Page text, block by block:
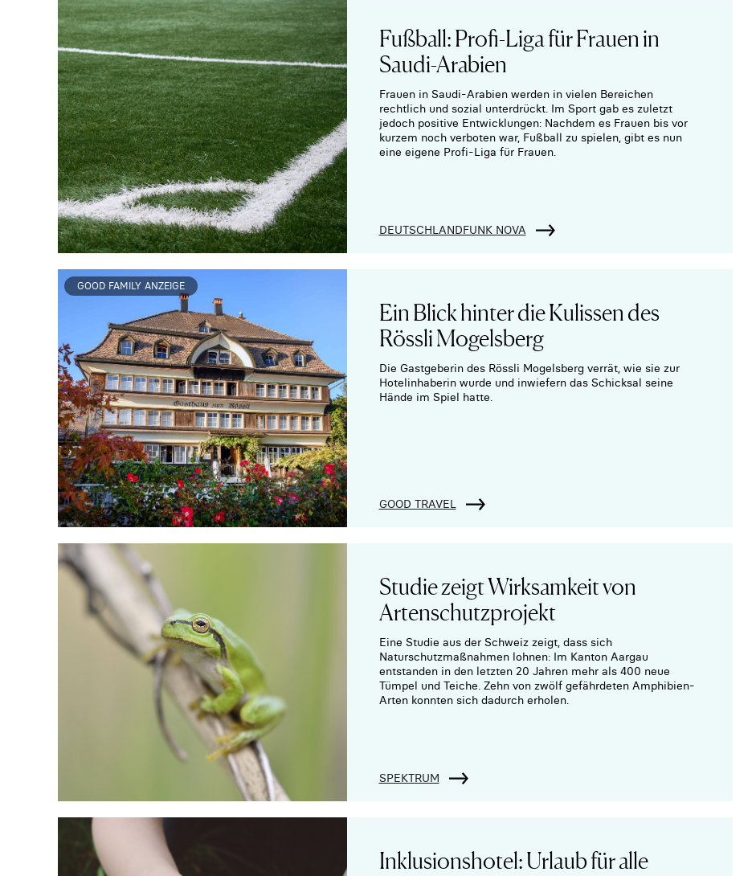
Fußball: Profi-Liga für Frauen in
Saudi-Arabien
Frauen in Saudi-Arabien werden in vielen Bereichen
rechtlich und sozial unterdrückt. Im Sport gab es zuletzt
jedoch positive Entwicklungen: Nachdem es Frauen bis vor
kurzem noch verboten war, Fußball zu spielen, gibt es nun
eine eigene Profi-Liga für Frauen.
DEUTSCHLANDFUNK NOVA
GOOD FAMILY ANZEIGE
Ein Blick hinter die Kulissen des
Rössli Mogelsberg
Die Gastgeberin des Rössli Mogelsberg verrät, wie sie zur
Hotelinhaberin wurde und inwiefern das Schicksal seine
Hände im Spiel hatte.
GOOD TRAVEL
Studie zeigt Wirksamkeit von
Artenschutzprojekt
Eine Studie aus der Schweiz zeigt, dass sich
Naturschutzmaßnahmen lohnen: Im Kanton Aargau
entstanden in den letzten 20 Jahren mehr als 400 neue
Tümpel und Teiche. Zehn von zwölf gefährdeten Amphibien-
Arten konnten sich dadurch erholen.
SPEKTRUM
Inklusionshotel: Urlaub für alle